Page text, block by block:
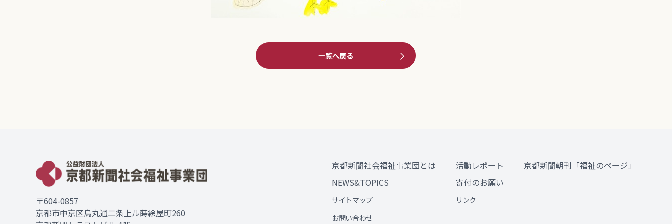
一覧へ戻る
〒604-0857
京都市中京区烏丸通二条上ル蒔絵屋町260
京都新聞社会福祉事業団とは 活動レポート
京都新聞朝刊「福祉のページ」
NEWS&TOPICS
寄付のお願い
サイトマップ
リンク
お問い合わせ